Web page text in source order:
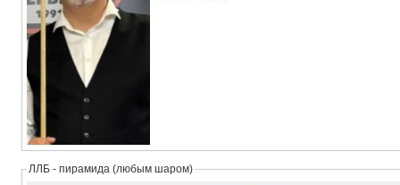
ЛЛБ - пирамида (любым шаром)